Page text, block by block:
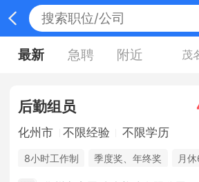
最新 急聘 附近
后勤组员
化州市 不限经验 不限学历
8小时工作制 季度奖、年终奖 月